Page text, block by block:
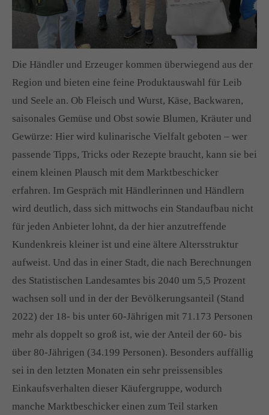
Die Händler und Erzeuger kommen überwiegend aus der
Region und bieten eine feine Produktauswahl für Leib
und Seele an. Ob Fleisch und Wurst, Käse, Backwaren,
saisonales Gemüse und Obst sowie Blumen, Kräuter und
Gewürze: Hier wird kulinarische Vielfalt geboten – wer
passende Tipps, Tricks oder Rezepte braucht, kann sie bei
einem kleinen Plausch mit dem Marktbeschicker
erfahren. Im Gespräch mit Händlerinnen und Händlern
wird deutlich, dass sich mittwochs ein Standaufbau nicht
für jeden Anbieter lohnt, da der hier anzutreffende
Kundenkreis kleiner ist und eine ältere Altersstruktur
aufweist. Und das in einer Stadt, die nach Berechnungen
des Statistischen Landesamtes bis 2040 um 5,5 Prozent
wachsen soll und in der der Bevölkerungsanteil (Stand
2022) der 18- bis unter 60-Jährigen mit 71.173 Personen
mehr als doppelt so groß ist, wie der Anteil der 60- bis
über 80-Jährigen (34.199 Personen). Besonders auffällig
sei in den letzten Monaten ein sehr preissensibles
Einkaufsverhalten dieser Käufergruppe, wodurch
manche Marktbeschicker einen zum Teil starken